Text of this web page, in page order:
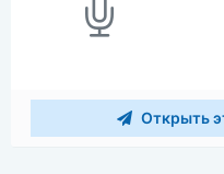
Открыть